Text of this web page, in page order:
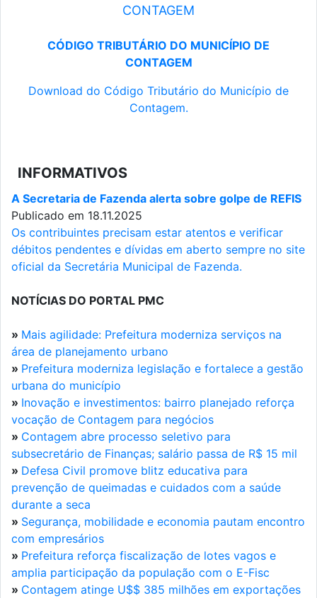
CONTAGEM
CÓDIGO TRIBUTÁRIO DO MUNICÍPIO DE
CONTAGEM
Download do Código Tributário do Município de
Contagem.
INFORMATIVOS
A Secretaria de Fazenda alerta sobre golpe de REFIS
Publicado em 18.11.2025
Os contribuintes precisam estar atentos e verificar
débitos pendentes e dívidas em aberto sempre no site
oficial da Secretária Municipal de Fazenda.
NOTÍCIAS DO PORTAL PMC
» Mais agilidade: Prefeitura moderniza serviços na
área de planejamento urbano
» Prefeitura moderniza legislação e fortalece a gestão
urbana do município
» Inovação e investimentos: bairro planejado reforça
vocação de Contagem para negócios
» Contagem abre processo seletivo para
subsecretário de Finanças; salário passa de R$ 15 mil
» Defesa Civil promove blitz educativa para
prevenção de queimadas e cuidados com a saúde
durante a seca
» Segurança, mobilidade e economia pautam encontro
com empresários
» Prefeitura reforça fiscalização de lotes vagos e
amplia participação da população com o E-Fisc
» Contagem atinge U$$ 385 milhões em exportações